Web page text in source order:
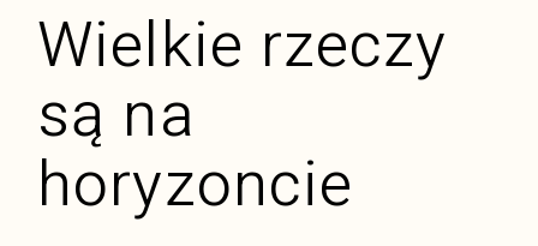
Wielkie rzeczy
są na
horyzoncie